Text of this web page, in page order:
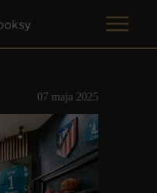
07 maja 2025